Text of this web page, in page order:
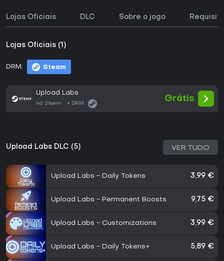
Lojas Oficiais DLC Sobre o jogo
Lojas Oficiais (1)
DRM: Steam
Upload Labs
há 21sem DRM:
Grátis
Upload Labs DLC (5) VER TUDO
Upload Labs - Daily Tokens 3,99 €
Upload Labs - Permanent Boosts 9,75 €
Upload Labs - Customizations 3,99 €
Upload Labs - Daily Tokens+ 5,89 €